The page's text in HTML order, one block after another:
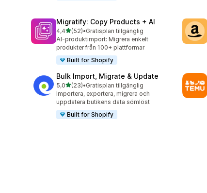
Migratify: Copy Products + AI
4,4av 5 stjärnor
(52)
52 recensioner totalt
•Gratisplan tillgänglig
AI-produktimport: Migrera enkelt
produkter från 100+ plattformar
Built for Shopify
Bulk Import, Migrate & Update
5,0av 5 stjärnor
(23)
23 recensioner totalt
•Gratisplan tillgänglig
Importera, exportera, migrera och
uppdatera butikens data sömlöst
Built for Shopify